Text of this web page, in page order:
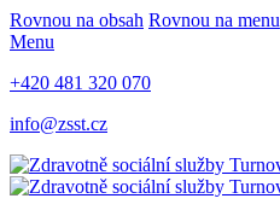
Rovnou na obsah Rovnou na menu
Menu
+420 481 320 070
info@zsst.cz